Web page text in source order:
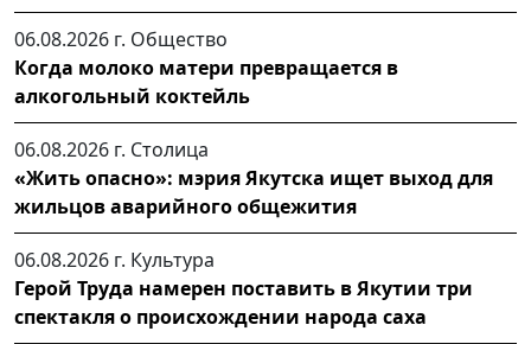
06.08.2026 г. Общество
Когда молоко матери превращается в
алкогольный коктейль
06.08.2026 г. Столица
«Жить опасно»: мэрия Якутска ищет выход для
жильцов аварийного общежития
06.08.2026 г. Культура
Герой Труда намерен поставить в Якутии три
спектакля о происхождении народа саха